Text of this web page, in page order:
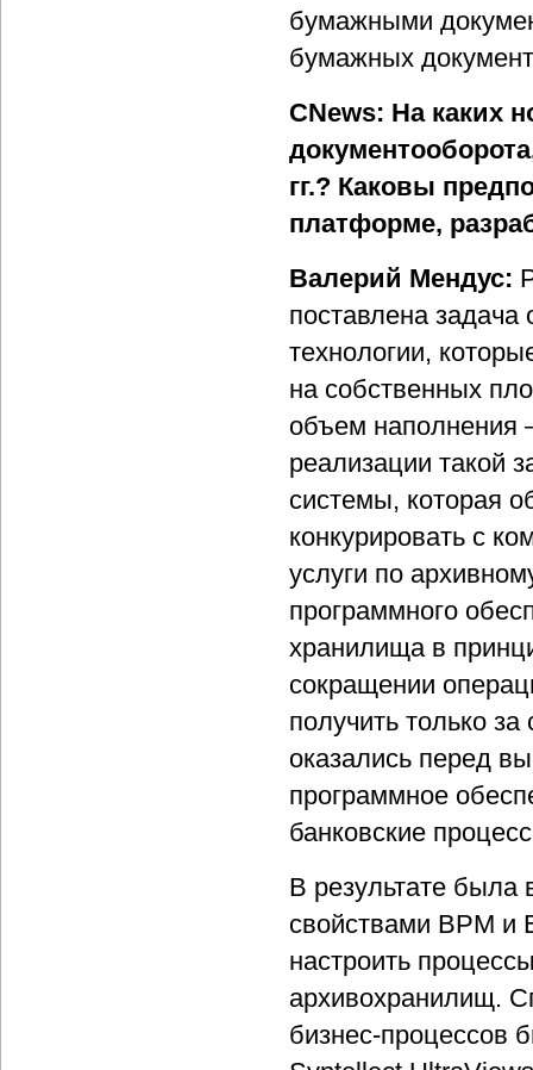
бумажными
бумажных
CNews: На каких
гг.? Каковы
платформе,
Валерий Мендус:
поставлена задача
технологии,
на собственных
объем наполнения
реализации такой
системы, которая
конкурировать с
услуги по
программного
хранилища в
сокращении
получить только
оказались перед
программное
банковские
В результате
свойствами BPM и
настроить
архивохранилищ.
бизнес-процессов